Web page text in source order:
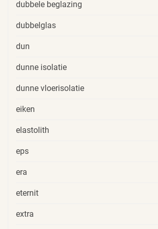
dubbele beglazing
dubbelglas
dun
dunne isolatie
dunne vloerisolatie
eiken
elastolith
eps
era
eternit
extra